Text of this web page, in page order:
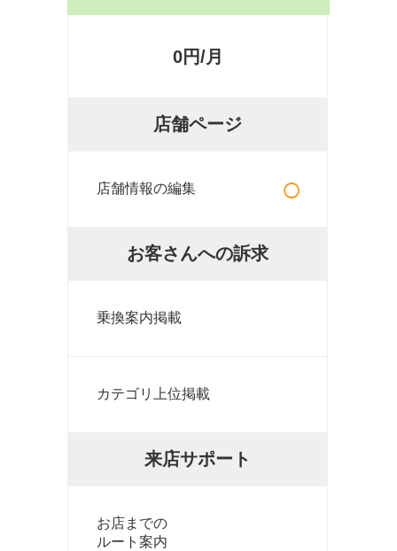
0円/月
店舗ページ
店舗情報の編集 ○
お客さんへの訴求
乗換案内掲載
カテゴリ上位掲載
来店サポート
お店までの
ルート案内